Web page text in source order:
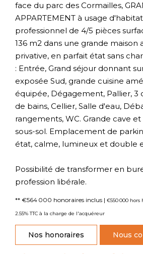
face du parc des Cormailles,
APPARTEMENT à usage
professionnel de 4/5 pièces
136 m2 dans une grande maison
privative, en parfait état sans
: Entrée, Grand séjour donnant
exposée Sud, grande cuisine
équipée, Dégagement, Pallier, 3
de bains, Cellier, Salle d'eau,
rangements, WC. Grande cave
sous-sol. Emplacement de
état, calme, lumineux et double
Possibilité de transformer en
profession libérale.
** €564 000 honoraires inclus | €550 000 hors
2.55% TTC à la charge de l'acquéreur
Nos honoraires Nous